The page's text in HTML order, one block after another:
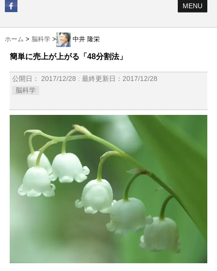
MENU
ホーム > 脳科学 > 中井 隆栄
簡単に売上が上がる「48分割法」
公開日： 2017/12/28 : 最終更新日：2017/12/28
脳科学